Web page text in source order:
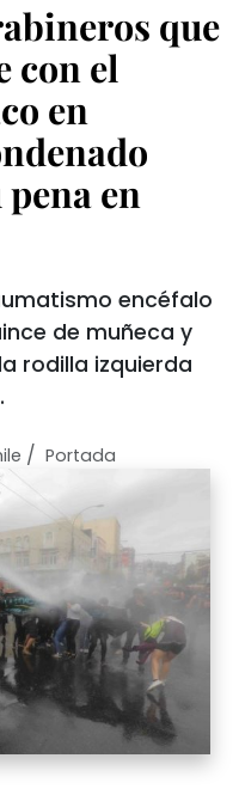
que
con el
en
en
encéfalo
de muñeca y
rodilla izquierda
/ Portada